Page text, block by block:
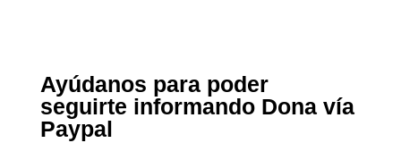
Ayúdanos para poder
seguirte informando Dona vía
Paypal